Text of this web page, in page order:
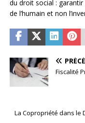
du droit social :
de l’humain et non
Fiscalité
La Copropriété dans le